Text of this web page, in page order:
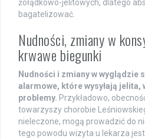
żołądkowo-jelitowych, dlatego
bagatelizować.
Nudności, zmiany w
krwawe biegunki
Nudności i zmiany w wyglądzie
alarmowe, które wysyłają
problemy. Przykładowo,
towarzyszy chorobie
nieleczone, mogą prowadzić do
tego powodu wizyta u lekarza